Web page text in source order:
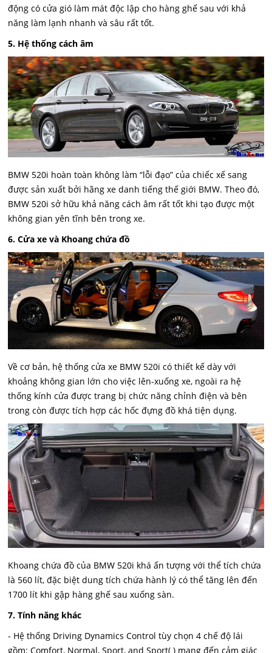
động có cửa gió làm mát độc lập cho hàng ghế sau với khả
năng làm lạnh nhanh và sâu rất tốt.
5. Hệ thống cách âm
BMW 520i hoàn toàn không làm “lỗi đạo” của chiếc xế sang
được sản xuất bởi hãng xe danh tiếng thế giới BMW. Theo đó,
BMW 520i sở hữu khả năng cách âm rất tốt khi tạo được một
không gian yên tĩnh bên trong xe.
6. Cửa xe và Khoang chứa đồ
Về cơ bản, hệ thống cửa xe BMW 520i có thiết kế dày với
khoảng không gian lớn cho việc lên-xuống xe, ngoài ra hệ
thống kính cửa được trang bị chức năng chỉnh điện và bên
trong còn được tích hợp các hốc đựng đồ khá tiện dụng.
Khoang chứa đồ của BMW 520i khá ấn tượng với thể tích chứa
là 560 lít, đặc biệt dung tích chứa hành lý có thể tăng lên đến
1700 lít khi gập hàng ghế sau xuống sàn.
7. Tính năng khác
- Hệ thống Driving Dynamics Control tùy chọn 4 chế độ lái
gồm: Comfort, Normal, Sport, and Sport( ) mang đến cảm giác